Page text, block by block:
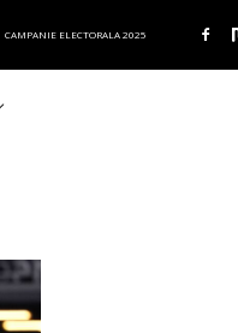
CAMPANIE ELECTORALA 2025